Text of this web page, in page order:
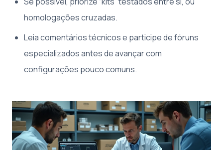
homologações cruzadas.
Leia comentários técnicos e participe de fóruns
especializados antes de avançar com
configurações pouco comuns.